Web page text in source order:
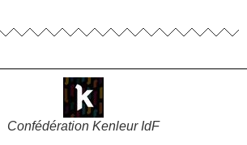
Confédération Kenleur IdF